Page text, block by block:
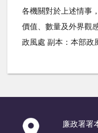
各機關對於上述情事
價值、數量及外界觀
政風處 副本：本部政
廉政署署